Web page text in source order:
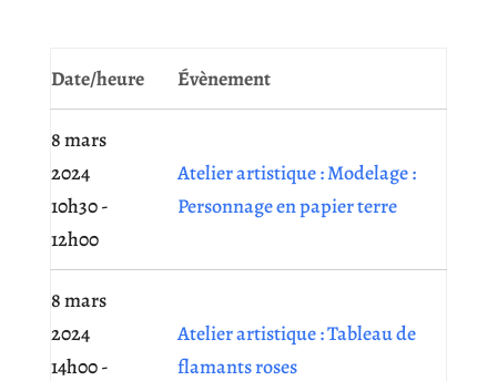
Date/heure Évènement
8 mars
2024
10h30 -
12h00
Atelier artistique : Modelage :
Personnage en papier terre
8 mars
2024
14h00 -
Atelier artistique : Tableau de
flamants roses